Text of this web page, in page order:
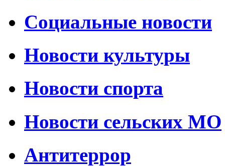
Социальные новости
Новости культуры
Новости спорта
Новости сельских МО
Антитеррор